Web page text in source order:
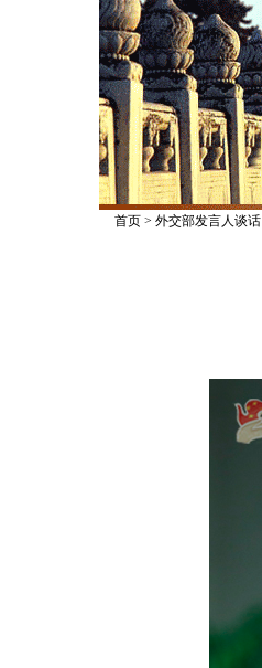
首页> 外交部发言人谈话